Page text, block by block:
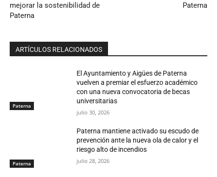
mejorar la sostenibilidad de
Paterna
Paterna
ARTÍCULOS RELACIONADOS
Paterna
El Ayuntamiento y Aigües de Paterna
vuelven a premiar el esfuerzo académico
con una nueva convocatoria de becas
universitarias
julio 30, 2026
Paterna
Paterna mantiene activado su escudo de
prevención ante la nueva ola de calor y el
riesgo alto de incendios
julio 28, 2026